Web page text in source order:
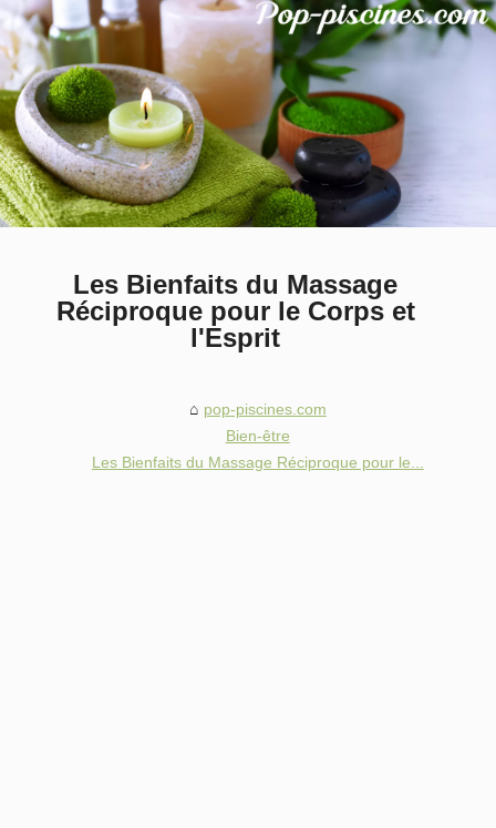
Les Bienfaits du Massage
Réciproque pour le Corps et
l'Esprit
pop-piscines.com
Bien-être
Les Bienfaits du Massage Réciproque pour le...